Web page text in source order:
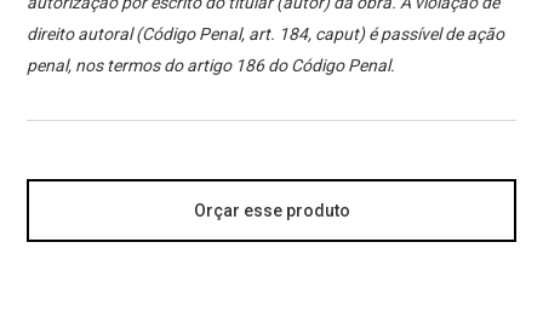
direito autoral (Código Penal, art. 184, caput) é passível de ação
penal, nos termos do artigo 186 do Código Penal.
Orçar esse produto